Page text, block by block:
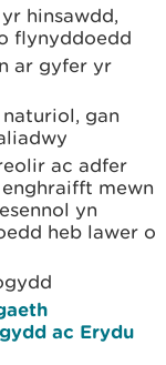
hinsawdd,
flynyddoedd
ar gyfer yr
gan
ac adfer
mewn
yn
heb lawer o
ac Erydu